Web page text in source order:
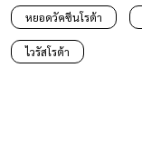
หยอดวัคซีนโรต้า
ไวรัสโรต้า